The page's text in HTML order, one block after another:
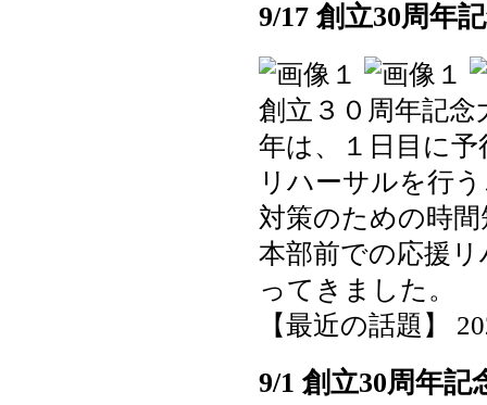
9/17 創立30周年
創立３０周年記
年は、１日目に
リハーサルを行
対策のための時
本部前での応援
ってきました。
【最近の話題】
9/1 創立30周年